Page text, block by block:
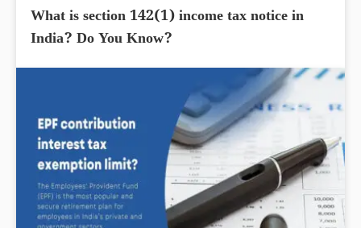
What is section 142(1) income tax notice in
India? Do You Know?